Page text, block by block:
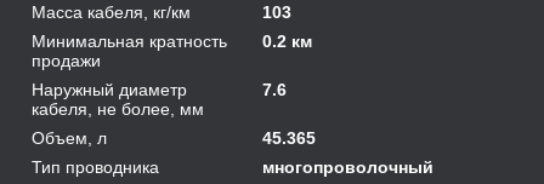
Масса кабеля, кг/км
103
Минимальная кратность
продажи
0.2 км
Наружный диаметр
кабеля, не более, мм
7.6
Объем, л
45.365
Тип проводника
многопроволочный